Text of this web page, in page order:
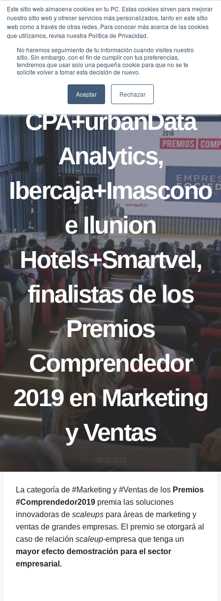
Este sitio web almacena cookies en tu PC. Estas cookies sirven para mejorar
nuestro sitio web y ofrecer servicios más personalizados, tanto en este sitio
web como a través de otras redes. Para conocer más acerca de las cookies
que utilizamos, revisa nuestra Política de Privacidad.
No haremos seguimiento de tu información cuando visites nuestro
sitio. Sin embargo, con el fin de cumplir con tus preferencias,
tendremos que usar solo una pequeña cookie para que no se te
solicite volver a tomar esta decisión de nuevo.
Aceptar Rechazar
Saltar
contenido
NOTICIAS
Alantra
CPA+urbanData
Analytics,
Ibercaja+Imascono
e Ilunion
Hotels+Smartvel,
finalistas de los
Premios
Comprendedor
2019 en Marketing
y Ventas
08/11/2019
La categoría de #Marketing y #Ventas de los Premios
#Comprendedor2019 premia las soluciones
innovadoras de scaleups para áreas de marketing y
ventas de grandes empresas. El premio se otorgará al
caso de relación scaleup-empresa que tenga un
mayor efecto demostración para el sector
empresarial.
Traducir »